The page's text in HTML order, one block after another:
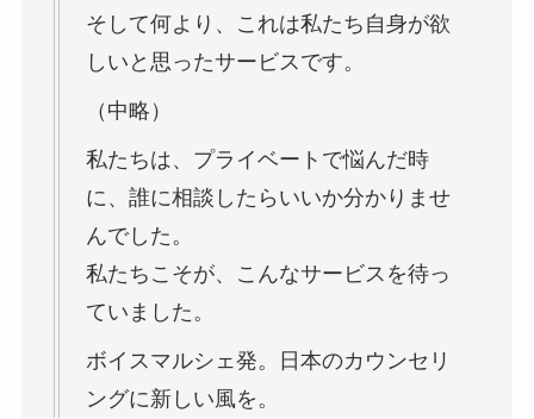
そして何より、これは私たち自身が欲
しいと思ったサービスです。
（中略）
私たちは、プライベートで悩んだ時
に、誰に相談したらいいか分かりませ
んでした。
私たちこそが、こんなサービスを待っ
ていました。
ボイスマルシェ発。日本のカウンセリ
ングに新しい風を。